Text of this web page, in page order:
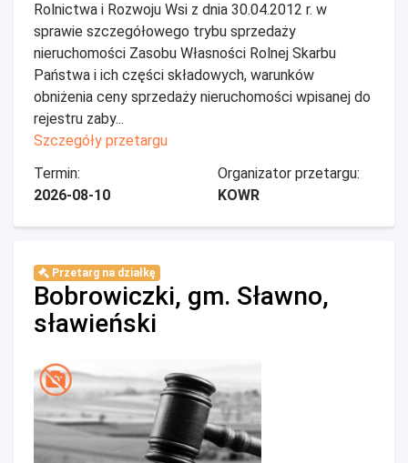
Rolnictwa i Rozwoju Wsi z dnia 30.04.2012 r. w
sprawie szczegółowego trybu sprzedaży
nieruchomości Zasobu Własności Rolnej Skarbu
Państwa i ich części składowych, warunków
obniżenia ceny sprzedaży nieruchomości wpisanej do
rejestru zaby...
Szczegóły przetargu
Termin:
2026-08-10
Organizator przetargu:
KOWR
Przetarg na działkę
Bobrowiczki, gm. Sławno,
sławieński